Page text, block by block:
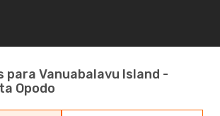
para Vanuabalavu Island -
Opodo